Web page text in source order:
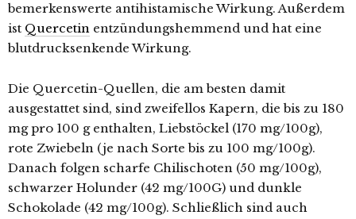
bemerkenswerte antihistamische Wirkung. Außerdem
ist Quercetin entzündungshemmend und hat eine
blutdrucksenkende Wirkung.
Die Quercetin-Quellen, die am besten damit
ausgestattet sind, sind zweifellos Kapern, die bis zu 180
mg pro 100 g enthalten, Liebstöckel (170 mg/100g),
rote Zwiebeln (je nach Sorte bis zu 100 mg/100g).
Danach folgen scharfe Chilischoten (50 mg/100g),
schwarzer Holunder (42 mg/100G) und dunkle
Schokolade (42 mg/100g). Schließlich sind auch